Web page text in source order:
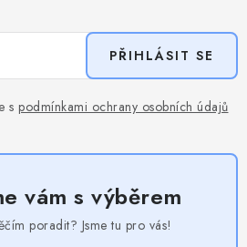
s podmínkami ochrany osobních údajů
PŘIHLÁSIT SE
vám s výběrem
poradit? Jsme tu pro vás!